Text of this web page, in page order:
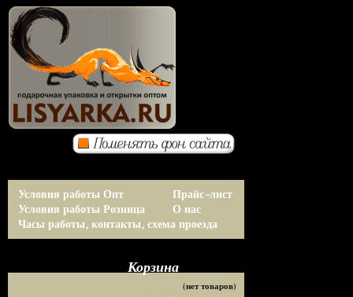
Условия работы Опт
Условия работы Розница
Прайс-лист
О нас
Часы работы, контакты, схема проезда
Корзина
(нет товаров)